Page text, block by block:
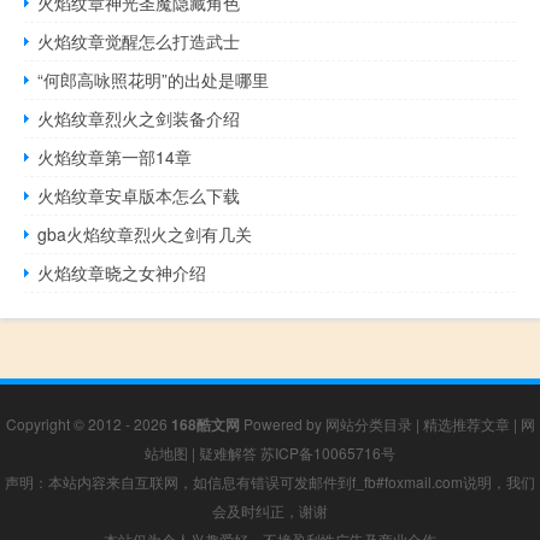
火焰纹章觉醒怎么打造武士
“何郎高咏照花明”的出处是哪里
火焰纹章烈火之剑装备介绍
火焰纹章第一部14章
火焰纹章安卓版本怎么下载
gba火焰纹章烈火之剑有几关
火焰纹章晓之女神介绍
Copyright © 2012 - 2026 168酷文网 Powered by 网站分类目录 | 精选推荐文章 | 网
站地图 | 疑难解答 苏ICP备10065716号
声明：本站内容来自互联网，如信息有错误可发邮件到f_fb#foxmail.com说明，我们
会及时纠正，谢谢